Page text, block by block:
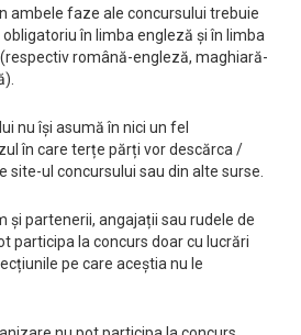
ambele faze ale concursului trebuie
în limba engleză și în limba
română-engleză, maghiară-
nu își asumă în nici un fel
în care terțe părți vor descărca /
site-ul concursului sau din alte surse.
și partenerii, angajații sau rudele de
participa la concurs doar cu lucrări
pe care aceștia nu le